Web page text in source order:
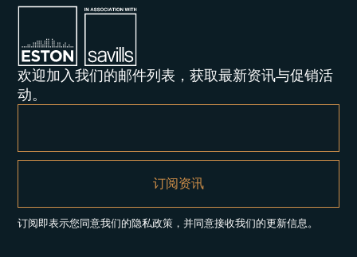
欢迎加入我们的邮件列表，获取最新资讯与促销活
动。
订阅即表示您同意我们的隐私政策，并同意接收我们的更新信息。